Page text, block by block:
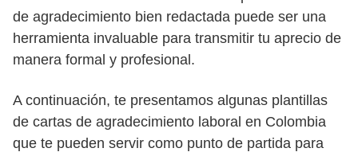
de agradecimiento bien redactada puede ser una
herramienta invaluable para transmitir tu aprecio de
manera formal y profesional.
A continuación, te presentamos algunas plantillas
de cartas de agradecimiento laboral en Colombia
que te pueden servir como punto de partida para